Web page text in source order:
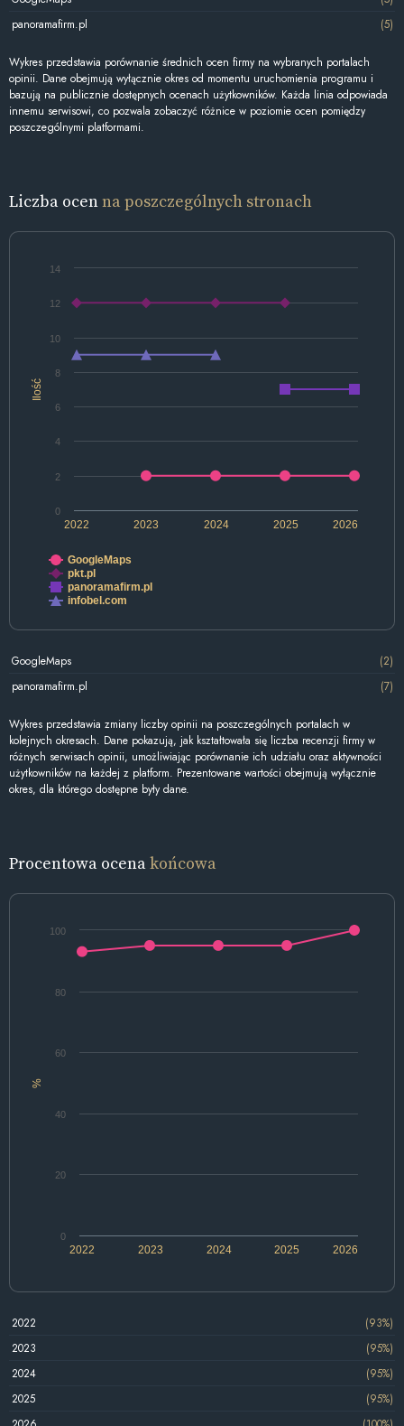
panoramafirm.pl
(5)
Wykres przedstawia porównanie średnich ocen firmy na wybranych portalach
opinii. Dane obejmują wyłącznie okres od momentu uruchomienia programu i
bazują na publicznie dostępnych ocenach użytkowników. Każda linia odpowiada
innemu serwisowi, co pozwala zobaczyć różnice w poziomie ocen pomiędzy
poszczególnymi platformami.
Liczba ocenna poszczególnych stronach
Ilość
2022 2024 2026
2023 2025
0
2
4
6
8
10
12
14
GoogleMaps
pkt.pl
panoramafirm.pl
infobel.com
GoogleMaps
(2)
panoramafirm.pl
(7)
Wykres przedstawia zmiany liczby opinii na poszczególnych portalach w
kolejnych okresach. Dane pokazują, jak kształtowała się liczba recenzji firmy w
różnych serwisach opinii, umożliwiając porównanie ich udziału oraz aktywności
użytkowników na każdej z platform. Prezentowane wartości obejmują wyłącznie
okres, dla którego dostępne były dane.
Procentowa ocenakońcowa
%
2022 2024 2026
2023 2025
0
20
40
60
80
100
2022
(93%)
2023
(95%)
2024
(95%)
2025
(95%)